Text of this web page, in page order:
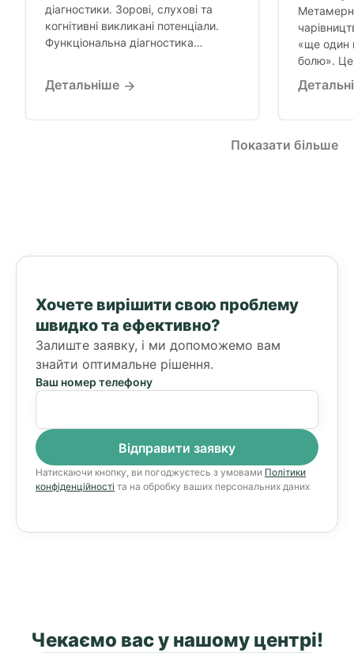
діагностики. Зорові, слухові та
когнітивні викликані потенціали.
Функціональна діагностика
Детальніше
«ще один
болю». Це
Показати більше
Хочете вирішити свою проблему
швидко та ефективно?
Залиште заявку, і ми допоможемо вам
знайти оптимальне рішення.
Ваш номер телефону
Натискаючи кнопку, ви погоджуєтесь з умовами Політики
конфіденційності та на обробку ваших персональних даних
Чекаємо вас у нашому центрі!